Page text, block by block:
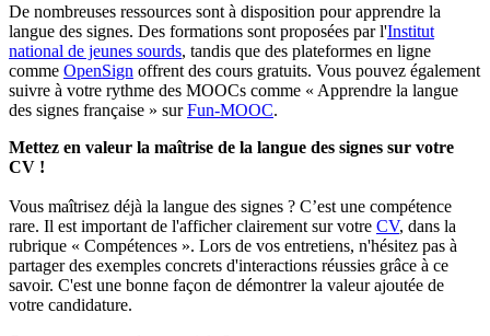
De nombreuses ressources sont à disposition pour apprendre la
langue des signes. Des formations sont proposées par l'Institut
national de jeunes sourds, tandis que des plateformes en ligne
comme OpenSign offrent des cours gratuits. Vous pouvez également
suivre à votre rythme des MOOCs comme « Apprendre la langue
des signes française » surFun-MOOC.
Mettez en valeur la maîtrise de la langue des signes sur votre
CV !
Vous maîtrisez déjà la langue des signes ? C’est une compétence
rare. Il est important de l'afficher clairement sur votre CV, dans la
rubrique « Compétences ». Lors de vos entretiens, n'hésitez pas à
partager des exemples concrets d'interactions réussies grâce à ce
savoir. C'est une bonne façon de démontrer la valeur ajoutée de
votre candidature.